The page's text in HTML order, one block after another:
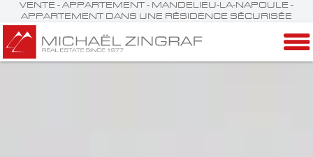
VENTE - APPARTEMENT - MANDELIEU-LA-NAPOULE -
APPARTEMENT DANS UNE RÉSIDENCE SÉCURISÉE